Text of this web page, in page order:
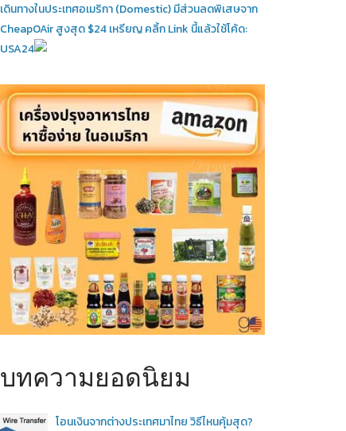
เดินทางในประเทศอเมริกา (Domestic)มีส่วนลดพิเสษจาก
CheapOAir สูงสุด $24 เหรียญ คลิ้ก Link นี้แล้วใช้โค้ด:
USA24
บทความยอดนิยม
โอนเงินจากต่างประเทศมาไทย วิธีไหนคุ้มสุด?